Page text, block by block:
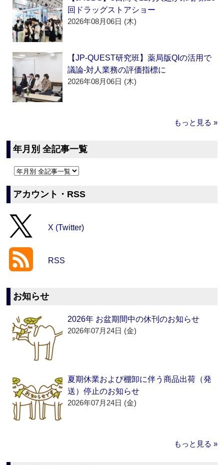
回ドラッグストアショー
2026年08月06日 (木)
【JP-QUEST研究班】薬局版QIの活用で
議論‐対人業務の評価指標に
2026年08月06日 (木)
もっと見る »
年月別 全記事一覧
アカウント・RSS
X (Twitter)
RSS
お知らせ
2026年 お盆期間中の休刊のお知らせ
2026年07月24日 (金)
夏期休業および棚卸に伴う商品出荷（発
送）停止のお知らせ
2026年07月24日 (金)
もっと見る »